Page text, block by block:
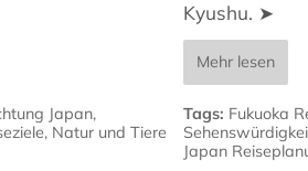
Kyushu. ➤
Mehr lesen
Tags: Fukuoka
Japan
Japan,
, Natur und Tiere